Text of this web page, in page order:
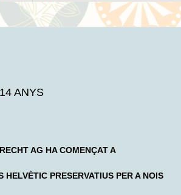
ANYS
AG HA COMENÇAT A
PRESERVATIUS PER A NOIS